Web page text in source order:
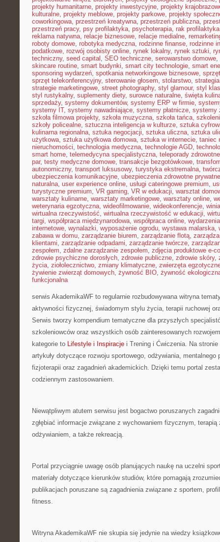
projekty humanitarne, projekty inwestycyjne, projekty
kulturalne, projekty meblowe, projekty parkowe, projekty
coworkingowa, przestrzeń kreatywna, przestrzeń publiczna,
przestrzeń pracy, psy profilaktyka, psychoterapia, rak profilaktyka
reklama natywna, relacje biznesowe, relacje medialne,
roboty domowe, robotyka medyczna, rodzinne finanse, rodzinne
podatkowe, rozwój osobisty online, rynek lokalny, rynek sztuki,
techniczny, seed capital , SEO techniczne, serowarstwo domowe,
skincare routine, smart budynki, smart city technologie, smart
sponsoring wydarzeń, spotkania networkingowe biznesowe,
sprzęt telekonferencyjny, sterowanie głosem, stolarstwo,
strategie marketingowe, street photography, styl glamour, styl
styl rustykalny, suplementy diety, surowce naturalne, święta
sprzedaży, systemy dokumentów, systemy ERP w firmie,
systemy IT, systemy nawadniające, systemy płatnicze, systemy
szkoła filmowa projekty, szkoła muzyczna, szkoła tańca,
szkoły policealne, sztuczna inteligencja w kulturze, sztuka
kulinarna regionalna, sztuka negocjacji, sztuka uliczna, sztuka
użytkowa, sztuka użytkowa domowa, sztuka w internecie, taniec
nieruchomości, technologia medyczna, technologie AGD,
smart home, telemedycyna specjalistyczna, teleporady zdrowotne
par, testy medyczne domowe, transakcje bezgotówkowe,
autonomiczny, transport luksusowy, turystyka ekstremalna,
ubezpieczenia komunikacyjne, ubezpieczenia zdrowotne prywatne
naturalna, user experience online, usługi cateringowe premium,
turystyczne premium, VR gaming, VR w edukacji, warsztat
warsztaty kulinarne, warsztaty marketingowe, warsztaty online,
weterynaria egzotyczna, wideofilmowanie, wideokonferencje,
wirtualna rzeczywistość, wirtualna rzeczywistość w edukacji,
targi, współpraca międzynarodowa, współpraca online,
internetowe, wynalazki, wyposażenie ogrodu, wystawa malarska,
zabawa w domu, zarządzanie biurem, zarządzanie flotą,
klientami, zarządzanie odpadami, zarządzanie twórcze,
zespołem, zdalne zarządzanie zespołem, zdjęcia produktowe e-
zdrowie psychiczne dorosłych, zdrowie publiczne, zdrowie skóry,
życia, ziołolecznictwo, zmiany klimatyczne, zwierzęta
żywienie zwierząt domowych, żywność BIO, żywność
funkcjonalna
serwis AkademikaWF to regularnie rozbudowywana witryna
aktywności fizycznej, świadomym stylu życia, terapii ruchowej
Serwis tworzy kompendium tematyczne dla przyszłych
szkoleniowców oraz wszystkich osób zainteresowanych
kategorie to Lifestyle i Inspiracje i Trening i Ćwiczenia. Na
artykuły dotyczące rozwoju sportowego, odżywiania, mentalnego
fizjoterapii oraz zagadnień akademickich. Dzięki temu portal
codziennym zastosowaniem.
Niewątpliwym atutem serwisu jest bogactwo poruszanych
zgłębiać informacje związane z wychowaniem fizycznym, terapią
odżywianiem, a także rekreacją.
Portal przyciągnie uwagę osób planujących naukę na uczelni
materiały dotyczące kierunków studiów, które pomagają
publikacjach poruszane są zagadnienia związane z sportem,
fitness.
Witryna AkademikaWF nie skupia się jedynie na wiedzy